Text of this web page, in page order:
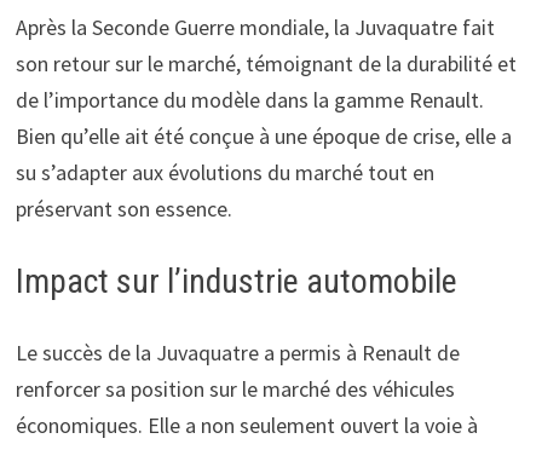
Après la Seconde Guerre mondiale, la Juvaquatre fait
son retour sur le marché, témoignant de la durabilité et
de l’importance du modèle dans la gamme Renault.
Bien qu’elle ait été conçue à une époque de crise, elle a
su s’adapter aux évolutions du marché tout en
préservant son essence.
Impact sur l’industrie automobile
Le succès de la Juvaquatre a permis à Renault de
renforcer sa position sur le marché des véhicules
économiques. Elle a non seulement ouvert la voie à